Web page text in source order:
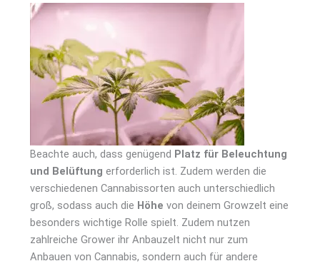
Beachte auch, dass genügend Platz für Beleuchtung
und Belüftung erforderlich ist. Zudem werden die
verschiedenen Cannabissorten auch unterschiedlich
groß, sodass auch die Höhe von deinem Growzelt eine
besonders wichtige Rolle spielt. Zudem nutzen
zahlreiche Grower ihr Anbauzelt nicht nur zum
Anbauen von Cannabis, sondern auch für andere